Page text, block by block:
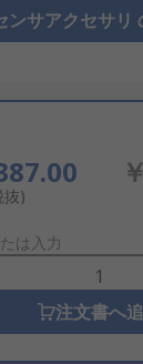
ンサアクセサリ
抜)
は入力
注文書へ